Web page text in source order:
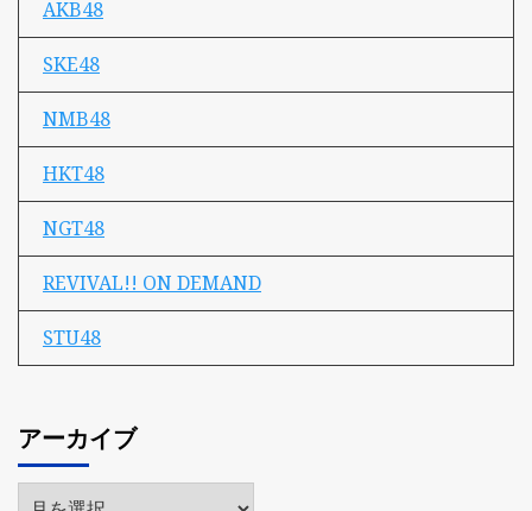
AKB48
SKE48
NMB48
HKT48
NGT48
REVIVAL!! ON DEMAND
STU48
アーカイブ
ア